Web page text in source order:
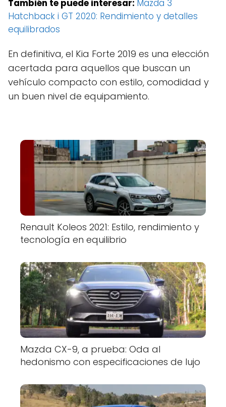
También te puede interesar: Mazda 3
Hatchback i GT 2020: Rendimiento y detalles
equilibrados
En definitiva, el Kia Forte 2019 es una elección
acertada para aquellos que buscan un
vehículo compacto con estilo, comodidad y
un buen nivel de equipamiento.
Renault Koleos 2021: Estilo, rendimiento y
tecnología en equilibrio
Mazda CX-9, a prueba: Oda al
hedonismo con especificaciones de lujo